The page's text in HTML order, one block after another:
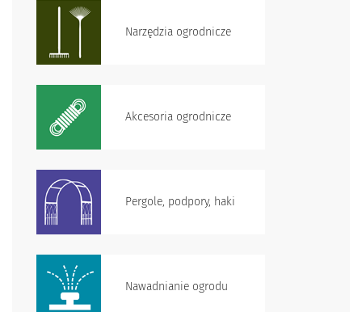
Narzędzia ogrodnicze
Akcesoria ogrodnicze
Pergole, podpory, haki
Nawadnianie ogrodu